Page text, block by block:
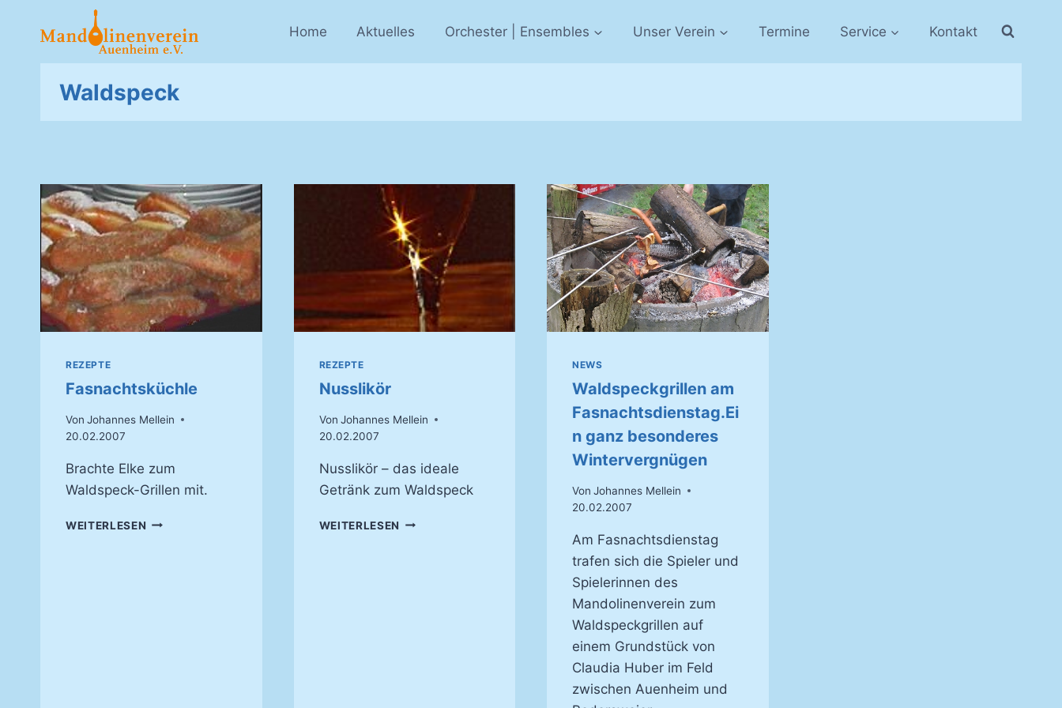
Home Aktuelles Orchester | Ensembles Unser Verein Termine Service Kontakt
Waldspeck
REZEPTE
Fasnachtsküchle
Von Johannes Mellein
20.02.2007
Brachte Elke zum
Waldspeck-Grillen mit.
WEITERLESEN FASNACHTSKÜCHLE
REZEPTE
Nusslikör
Von Johannes Mellein
20.02.2007
Nusslikör – das ideale
Getränk zum Waldspeck
WEITERLESEN NUSSLIKÖR
NEWS
Waldspeckgrillen am
Fasnachtsdienstag.Ei
n ganz besonderes
Wintervergnügen
Von Johannes Mellein
20.02.2007
Am Fasnachtsdienstag
trafen sich die Spieler und
Spielerinnen des
Mandolinenverein zum
Waldspeckgrillen auf
einem Grundstück von
Claudia Huber im Feld
zwischen Auenheim und